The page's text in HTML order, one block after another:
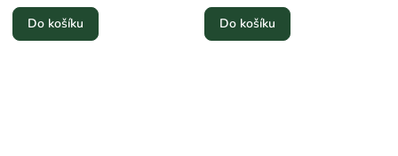
Do košíku Do košíku